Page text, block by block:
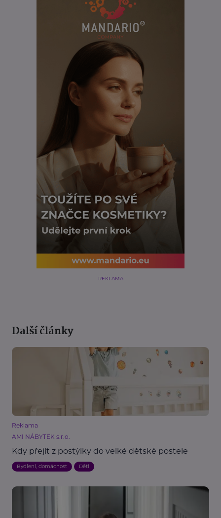
REKLAMA
Další články
Reklama
AMI NÁBYTEK s.r.o.
Kdy přejít z postýlky do velké dětské postele
Bydlení, domácnost Děti